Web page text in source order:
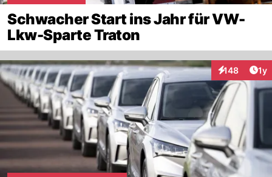
Schwacher Start ins Jahr für VW-
Lkw-Sparte Traton
148
Interaktionen
1y